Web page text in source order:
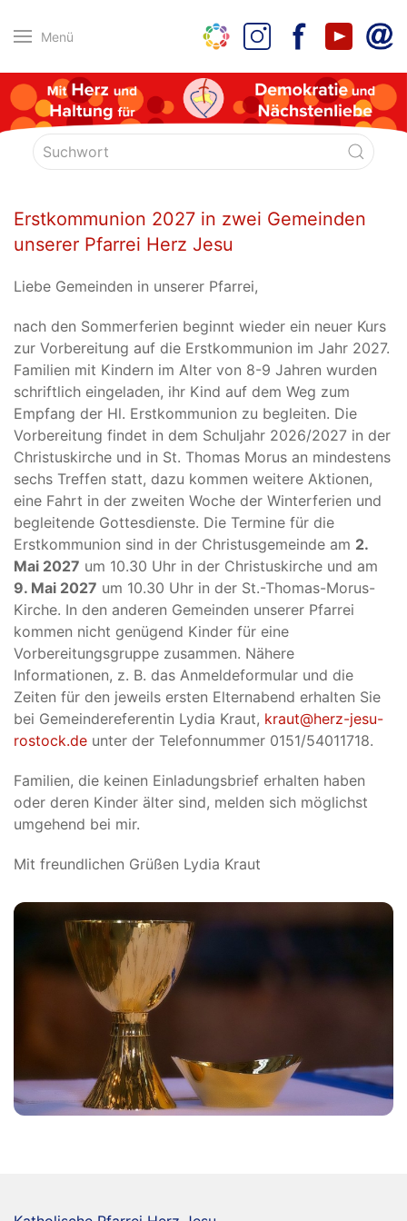
Menü
Erstkommunion 2027 in zwei Gemeinden
unserer Pfarrei Herz Jesu
Liebe Gemeinden in unserer Pfarrei,
nach den Sommerferien beginnt wieder ein neuer Kurs
zur Vorbereitung auf die Erstkommunion im Jahr 2027.
Familien mit Kindern im Alter von 8-9 Jahren wurden
schriftlich eingeladen, ihr Kind auf dem Weg zum
Empfang der Hl. Erstkommunion zu begleiten. Die
Vorbereitung findet in dem Schuljahr 2026/2027 in der
Christuskirche und in St. Thomas Morus an mindestens
sechs Treffen statt, dazu kommen weitere Aktionen,
eine Fahrt in der zweiten Woche der Winterferien und
begleitende Gottesdienste. Die Termine für die
Erstkommunion sind in der Christusgemeinde am 2.
Mai 2027 um 10.30 Uhr in der Christuskirche und am
9. Mai 2027 um 10.30 Uhr in der St.-Thomas-Morus-
Kirche. In den anderen Gemeinden unserer Pfarrei
kommen nicht genügend Kinder für eine
Vorbereitungsgruppe zusammen. Nähere
Informationen, z. B. das Anmeldeformular und die
Zeiten für den jeweils ersten Elternabend erhalten Sie
bei Gemeindereferentin Lydia Kraut, kraut@herz-jesu-
rostock.de unter der Telefonnummer 0151/54011718.
Familien, die keinen Einladungsbrief erhalten haben
oder deren Kinder älter sind, melden sich möglichst
umgehend bei mir.
Mit freundlichen Grüßen Lydia Kraut